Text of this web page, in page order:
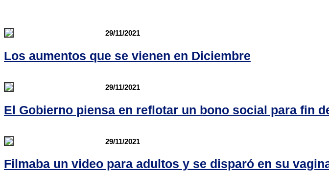
29/11/2021
Los aumentos que se vienen en Diciembre
29/11/2021
El Gobierno piensa en reflotar un bono social para fin
29/11/2021
Filmaba un video para adultos y se disparó en su